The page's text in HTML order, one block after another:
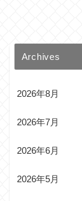
Archives
2026年8月
2026年7月
2026年6月
2026年5月